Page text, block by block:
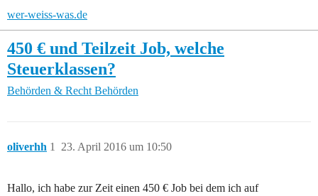
wer-weiss-was.de
450 € und Teilzeit Job, welche
Steuerklassen?
Behörden & Recht Behörden
oliverhh 23. April 2016 um 10:50
1
Hallo, ich habe zur Zeit einen 450 € Job bei dem ich auf